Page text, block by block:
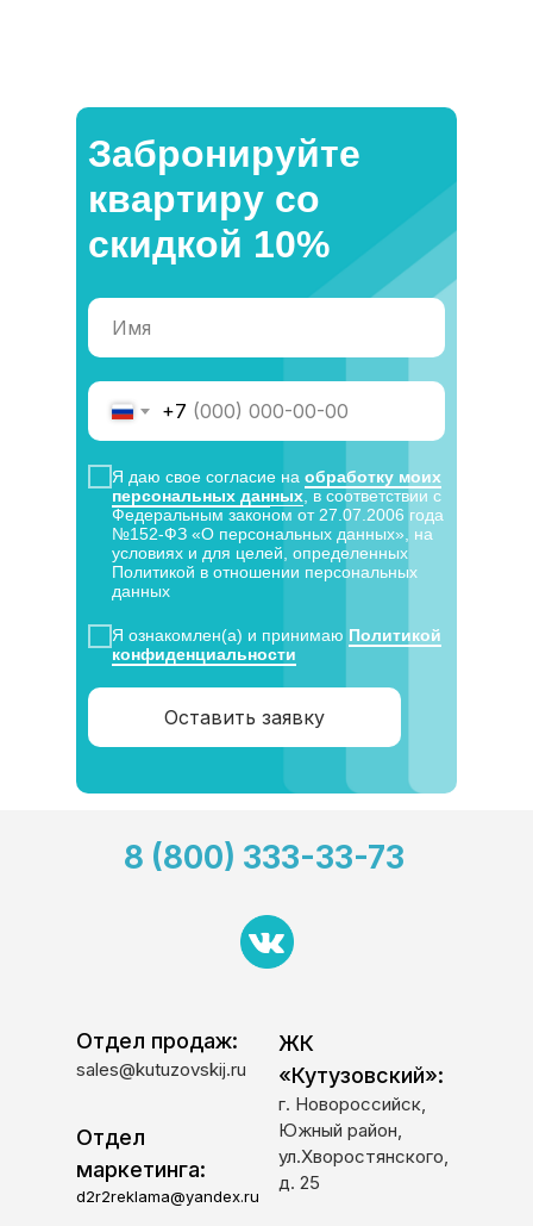
Забронируйте
квартиру со
скидкой 10%
+7
Я даю свое согласие на обработку моих
персональных данных, в соответствии с
Федеральным законом от 27.07.2006 года
№152-ФЗ «О персональных данных», на
условиях и для целей, определенных
Политикой в отношении персональных
данных
Я ознакомлен(а) и принимаю Политикой
конфиденциальности
Оставить заявку
8 (800) 333-33-73
ЖК
«Кутузовский»:
г. Новороссийск,
Южный район,
ул.Хворостянского,
д. 25
Отдел продаж:
sales@kutuzovskij.ru
Отдел
маркетинга:
d2r2reklama@yandex.ru